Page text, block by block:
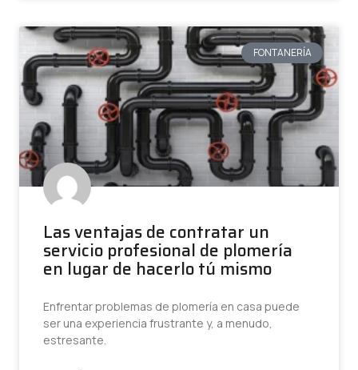
FONTANERÍA
Las ventajas de contratar un
servicio profesional de plomería
en lugar de hacerlo tú mismo
Enfrentar problemas de plomería en casa puede
ser una experiencia frustrante y, a menudo,
estresante.